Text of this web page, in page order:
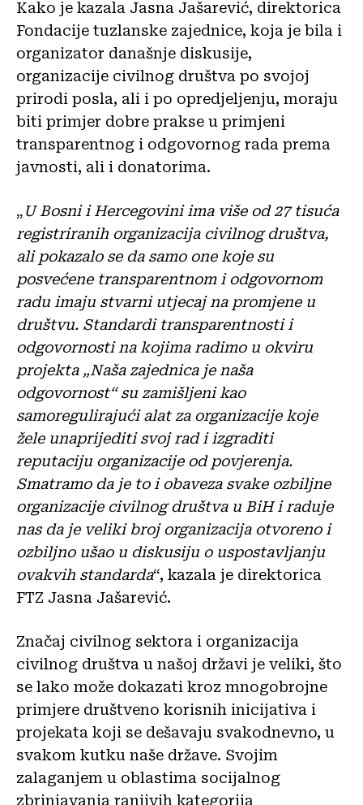
Kako je kazala Jasna Jašarević, direktorica
Fondacije tuzlanske zajednice, koja je bila i
organizator današnje diskusije,
organizacije civilnog društva po svojoj
prirodi posla, ali i po opredjeljenju, moraju
biti primjer dobre prakse u primjeni
transparentnog i odgovornog rada prema
javnosti, ali i donatorima.
„U Bosni i Hercegovini ima više od 27 tisuća
registriranih organizacija civilnog društva,
ali pokazalo se da samo one koje su
posvećene transparentnom i odgovornom
radu imaju stvarni utjecaj na promjene u
društvu. Standardi transparentnosti i
odgovornosti na kojima radimo u okviru
projekta „Naša zajednica je naša
odgovornost“ su zamišljeni kao
samoregulirajući alat za organizacije koje
žele unaprijediti svoj rad i izgraditi
reputaciju organizacije od povjerenja.
Smatramo da je to i obaveza svake ozbiljne
organizacije civilnog društva u BiH i raduje
nas da je veliki broj organizacija otvoreno i
ozbiljno ušao u diskusiju o uspostavljanju
ovakvih standarda“, kazala je direktorica
FTZ Jasna Jašarević.
Značaj civilnog sektora i organizacija
civilnog društva u našoj državi je veliki, što
se lako može dokazati kroz mnogobrojne
primjere društveno korisnih inicijativa i
projekata koji se dešavaju svakodnevno, u
svakom kutku naše države. Svojim
zalaganjem u oblastima socijalnog
zbrinjavanja ranjivih kategorija